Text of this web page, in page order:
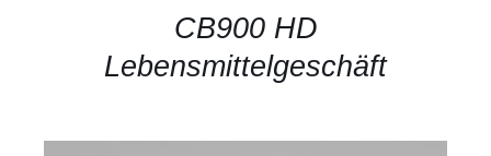
CB900 HD
Lebensmittelgeschäft